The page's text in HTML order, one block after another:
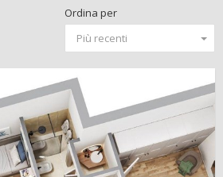
Ordina per
Più recenti